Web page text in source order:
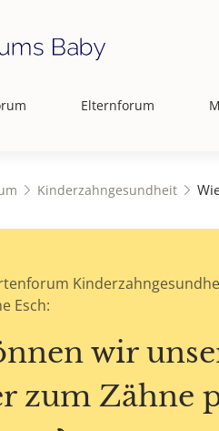
Elternforum
Kinderzahngesundheit
Esch:
wir
zum Zähne